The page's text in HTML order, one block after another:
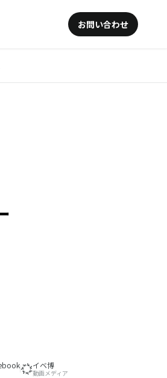
お問い合わせ
イベ博
動画メディア